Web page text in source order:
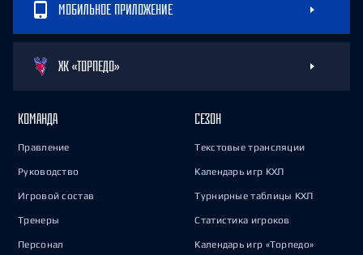
МОБИЛЬНОЕ ПРИЛОЖЕНИЕ
ХК «ТОРПЕДО»
КОМАНДА
Правление
Руководство
Игровой состав
Тренеры
Персонал
СЕЗОН
Текстовые трансляции
Календарь игр КХЛ
Турнирные таблицы КХЛ
Статистика игроков
Календарь игр «Торпедо»